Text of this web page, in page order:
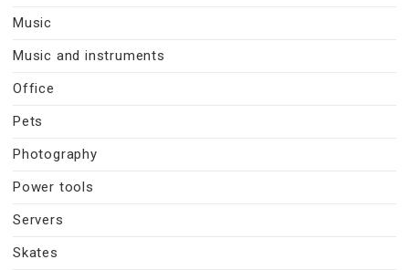
Music
Music and instruments
Office
Pets
Photography
Power tools
Servers
Skates